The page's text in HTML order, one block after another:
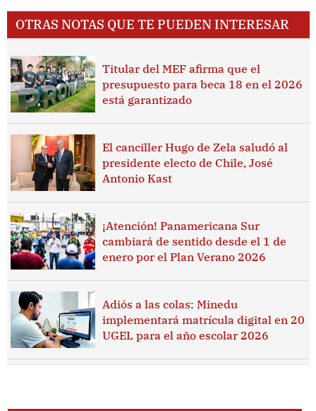
OTRAS NOTAS QUE TE PUEDEN INTERESAR
Titular del MEF afirma que el
presupuesto para beca 18 en el 2026
está garantizado
El canciller Hugo de Zela saludó al
presidente electo de Chile, José
Antonio Kast
¡Atención! Panamericana Sur
cambiará de sentido desde el 1 de
enero por el Plan Verano 2026
Adiós a las colas: Minedu
implementará matrícula digital en 20
UGEL para el año escolar 2026